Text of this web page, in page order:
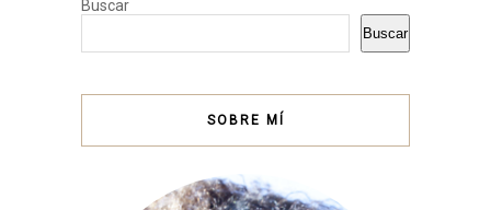
Buscar
Buscar
SOBRE MÍ